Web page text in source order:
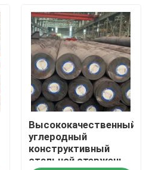
Высококачественный
углеродный
конструктивный
стальной стержень